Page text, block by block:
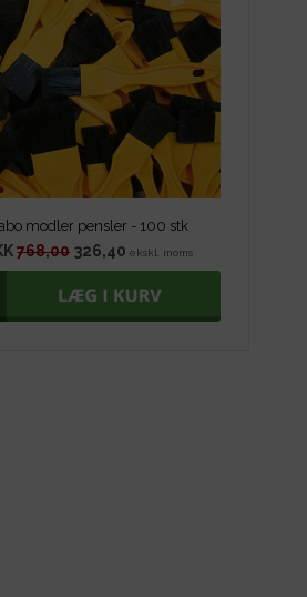
modler pensler - 100 stk
768,00 326,40 ekskl. moms